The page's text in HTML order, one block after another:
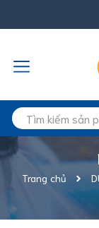
Trang chủ